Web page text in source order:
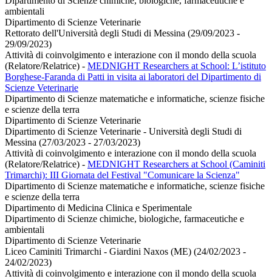
ambientali
Dipartimento di Scienze Veterinarie
Rettorato dell'Università degli Studi di Messina (29/09/2023 -
29/09/2023)
Attività di coinvolgimento e interazione con il mondo della scuola
(Relatore/Relatrice) - MEDNIGHT Researchers at School: L’istituto
Borghese-Faranda di Patti in visita ai laboratori del Dipartimento di
Scienze Veterinarie
Dipartimento di Scienze matematiche e informatiche, scienze fisiche
e scienze della terra
Dipartimento di Scienze Veterinarie
Dipartimento di Scienze Veterinarie - Università degli Studi di
Messina (27/03/2023 - 27/03/2023)
Attività di coinvolgimento e interazione con il mondo della scuola
(Relatore/Relatrice) - MEDNIGHT Researchers at School (Caminiti
Trimarchi): III Giornata del Festival "Comunicare la Scienza"
Dipartimento di Scienze matematiche e informatiche, scienze fisiche
e scienze della terra
Dipartimento di Medicina Clinica e Sperimentale
Dipartimento di Scienze chimiche, biologiche, farmaceutiche e
ambientali
Dipartimento di Scienze Veterinarie
Liceo Caminiti Trimarchi - Giardini Naxos (ME) (24/02/2023 -
24/02/2023)
Attività di coinvolgimento e interazione con il mondo della scuola